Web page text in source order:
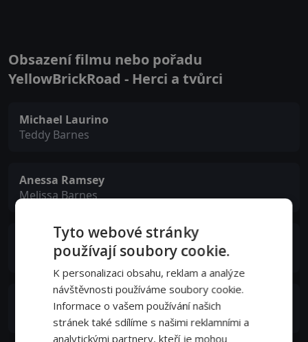
Obsazení filmu nebo pořadu
YellowBrickRoad - Herci a tvůrci
Michael Laurino
Teddy Barnes
Anessa Ramsey
Melissa Barnes
Alex Draper
Walter Myrick
Cassidy Freeman
Erin Luger
Tyto webové stránky
používají soubory cookie.
K personalizaci obsahu, reklam a analýze
návštěvnosti používáme soubory cookie.
Informace o vašem používání našich
stránek také sdílíme s našimi reklamními a
analytickými partnery, kteří je mohou